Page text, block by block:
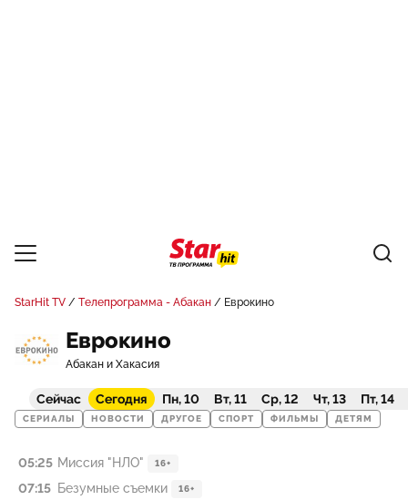
StarHit TV Телепрограмма - Абакан Еврокино
Еврокино
Абакан и Хакасия
Сейчас Сегодня Пн, 10 Вт, 11 Ср, 12 Чт, 13 Пт, 14
СЕРИАЛЫ НОВОСТИ ДРУГОЕ СПОРТ ФИЛЬМЫ ДЕТЯМ
05:25 Миссия "НЛО" 16+
07:15 Безумные съемки 16+